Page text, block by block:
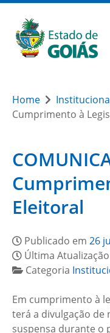
Home
Cumprimento à
Eleitoral
Publicado em 26
Última
Categoria
Em cumprimento à
terá a divulgação
suspensa durante o